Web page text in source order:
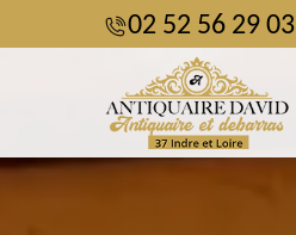
02 52 56 29 03